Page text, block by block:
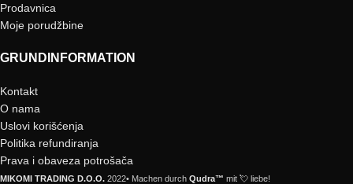
Prodavnica
Moje porudžbine
GRUNDINFORMATION
Kontakt
O nama
Uslovi korišćenja
Politika refundiranja
Prava i obaveza potrošača
MIKOMI TRADING D.O.O. 2022• Machen durch Qudra™ mit 💘 liebe!